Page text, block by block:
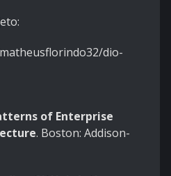
dio-
of Enterprise
. Boston: Addison-